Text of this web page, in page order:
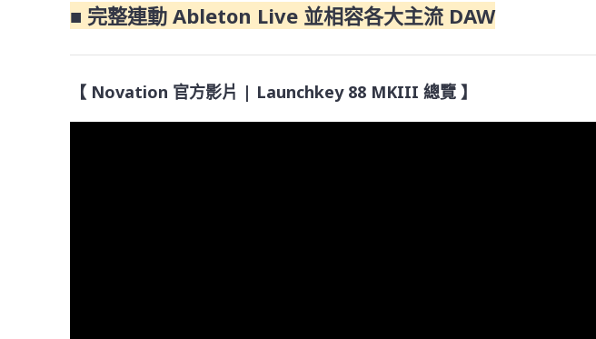
■ 完整連動 Ableton Live 並相容各大主流 DAW
【 Novation 官方影片 | Launchkey 88 MKIII 總覽 】